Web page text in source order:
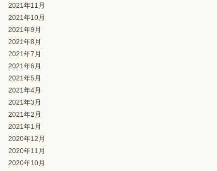
2021年11月
2021年10月
2021年9月
2021年8月
2021年7月
2021年6月
2021年5月
2021年4月
2021年3月
2021年2月
2021年1月
2020年12月
2020年11月
2020年10月